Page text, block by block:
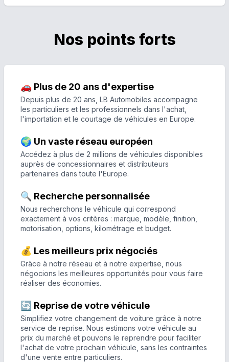
Nos points forts
🚗 Plus de 20 ans d'expertise
Depuis plus de 20 ans, LB Automobiles accompagne
les particuliers et les professionnels dans l'achat,
l'importation et le courtage de véhicules en Europe.
🌍 Un vaste réseau européen
Accédez à plus de 2 millions de véhicules disponibles
auprès de concessionnaires et distributeurs
partenaires dans toute l'Europe.
🔍 Recherche personnalisée
Nous recherchons le véhicule qui correspond
exactement à vos critères : marque, modèle, finition,
motorisation, options, kilométrage et budget.
💰 Les meilleurs prix négociés
Grâce à notre réseau et à notre expertise, nous
négocions les meilleures opportunités pour vous faire
réaliser des économies.
🔄 Reprise de votre véhicule
Simplifiez votre changement de voiture grâce à notre
service de reprise. Nous estimons votre véhicule au
prix du marché et pouvons le reprendre pour faciliter
l'achat de votre prochain véhicule, sans les contraintes
d'une vente entre particuliers.